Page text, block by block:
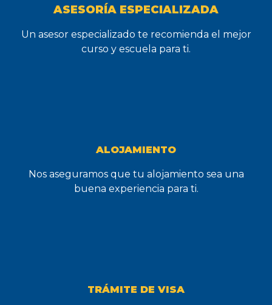
ASESORÍA ESPECIALIZADA
Un asesor especializado te recomienda el mejor
curso y escuela para ti.
ALOJAMIENTO
Nos aseguramos que tu alojamiento sea una
buena experiencia para ti.
TRÁMITE DE VISA